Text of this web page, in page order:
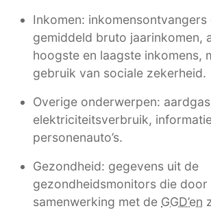
Inkomen: inkomensontvangers
gemiddeld bruto jaarinkomen,
hoogste en laagste inkomens,
gebruik van sociale zekerheid.
Overige onderwerpen:
elektriciteitsverbruik,
personenauto’s.
Gezondheid: gegevens uit de
gezondheidsmonitors die door
samenwerking met de GGD’en